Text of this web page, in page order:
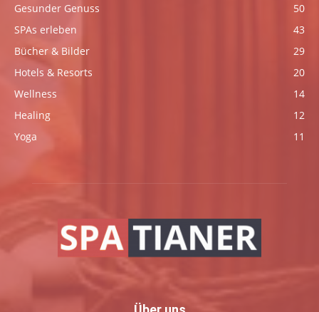
Gesunder Genuss
50
SPAs erleben
43
Bücher & Bilder
29
Hotels & Resorts
20
Wellness
14
Healing
12
Yoga
11